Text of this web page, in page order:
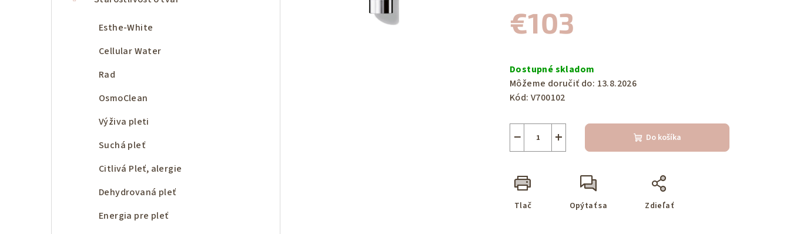
Esthe-White
Cellular Water
Rad
OsmoClean
Výživa pleti
Suchá pleť
Citlivá Pleť, alergie
Dehydrovaná pleť
Energia pre pleť
€103
cena:
Dostupné skladom
Môžeme doručiť do: 13.8.2026
Kód: V700102
+
− Do košíka
Tlač Opýtať sa Zdieľať